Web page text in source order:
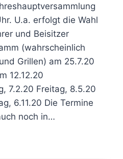
U.a. erfolgt die Wahl
und Beisitzer
(wahrscheinlich
Grillen) am 25.7.20
12.12.20
7.2.20 Freitag, 8.5.20
6.11.20 Die Termine
noch in…